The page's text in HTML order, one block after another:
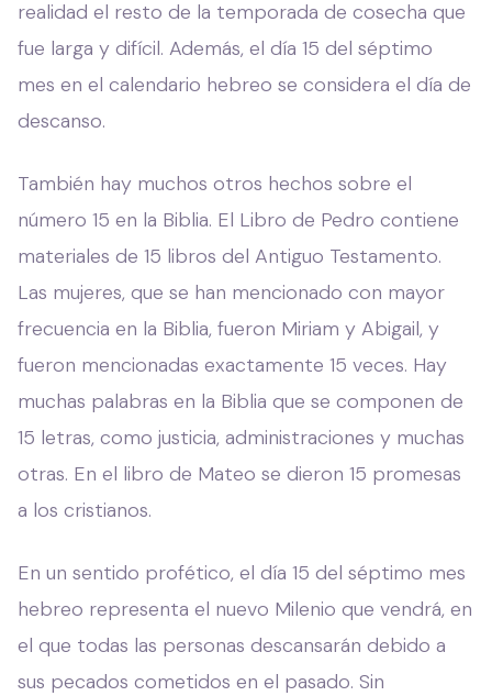
realidad el resto de la temporada de cosecha que
fue larga y difícil. Además, el día 15 del séptimo
mes en el calendario hebreo se considera el día de
descanso.
También hay muchos otros hechos sobre el
número 15 en la Biblia. El Libro de Pedro contiene
materiales de 15 libros del Antiguo Testamento.
Las mujeres, que se han mencionado con mayor
frecuencia en la Biblia, fueron Miriam y Abigail, y
fueron mencionadas exactamente 15 veces. Hay
muchas palabras en la Biblia que se componen de
15 letras, como justicia, administraciones y muchas
otras. En el libro de Mateo se dieron 15 promesas
a los cristianos.
En un sentido profético, el día 15 del séptimo mes
hebreo representa el nuevo Milenio que vendrá, en
el que todas las personas descansarán debido a
sus pecados cometidos en el pasado. Sin